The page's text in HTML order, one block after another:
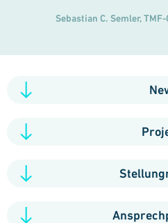
Sebastian C. Semler,